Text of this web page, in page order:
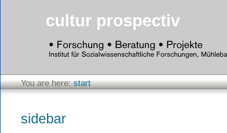
cultur prospectiv
You are here:start
sidebar